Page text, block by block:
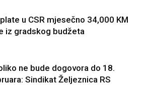
u CSR mjesečno 34,000 KM
iz gradskog budžeta
ne bude dogovora do 18.
Sindikat Željeznica RS